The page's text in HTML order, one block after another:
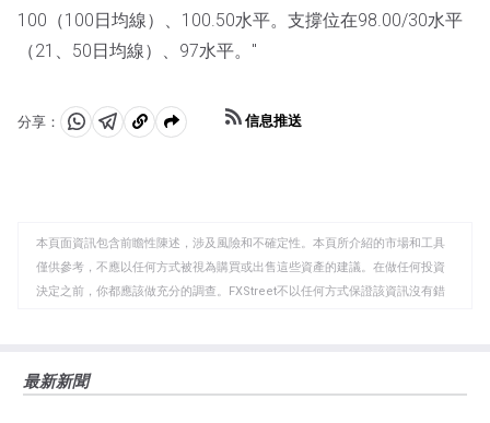
100（100日均線）、100.50水平。支撐位在98.00/30水平
（21、50日均線）、97水平。"
分享：
分 分 複
板
信息推送
本頁面資訊包含前瞻性陳述，涉及風險和不確定性。本頁所介紹的市場和工具
僅供參考，不應以任何方式被視為購買或出售這些資產的建議。在做任何投資
決定之前，你都應該做充分的調查。FXStreet不以任何方式保證該資訊沒有錯
觀點，並不代表FXStreet或其廣告商的官方政策或立場。作者不對本頁連結的
最新新聞